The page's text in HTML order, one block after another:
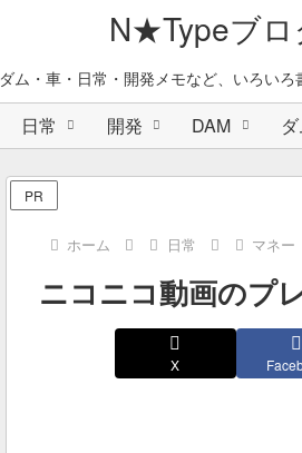
N★Typeブロ
ダム・車・日常・開発メモなど、いろいろ
日常 開発 DAM
PR
ホーム 日常 マネー
ニコニコ動画のプ
X